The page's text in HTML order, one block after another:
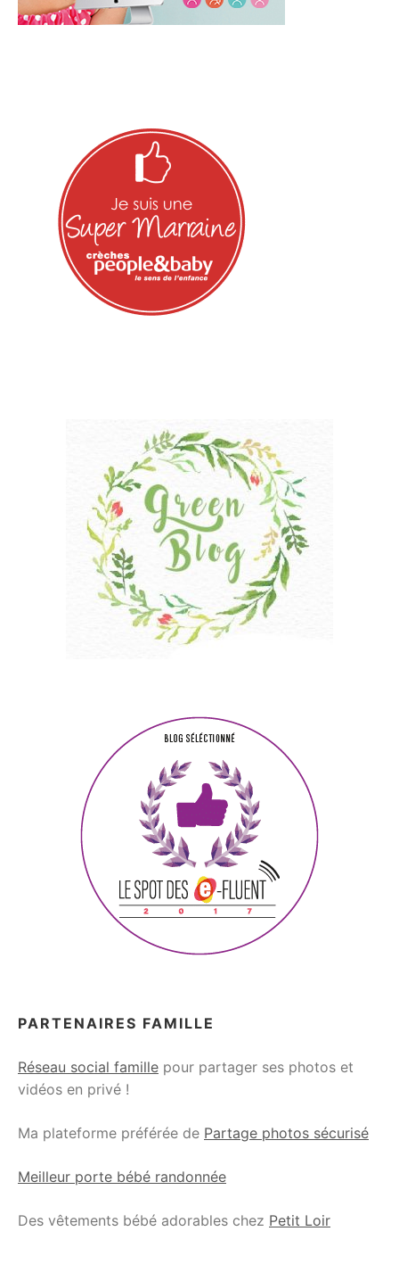
PARTENAIRES FAMILLE
Réseau social famille pour partager ses photos et
vidéos en privé !
Ma plateforme préférée de Partage photos sécurisé
Meilleur porte bébé randonnée
Des vêtements bébé adorables chez Petit Loir